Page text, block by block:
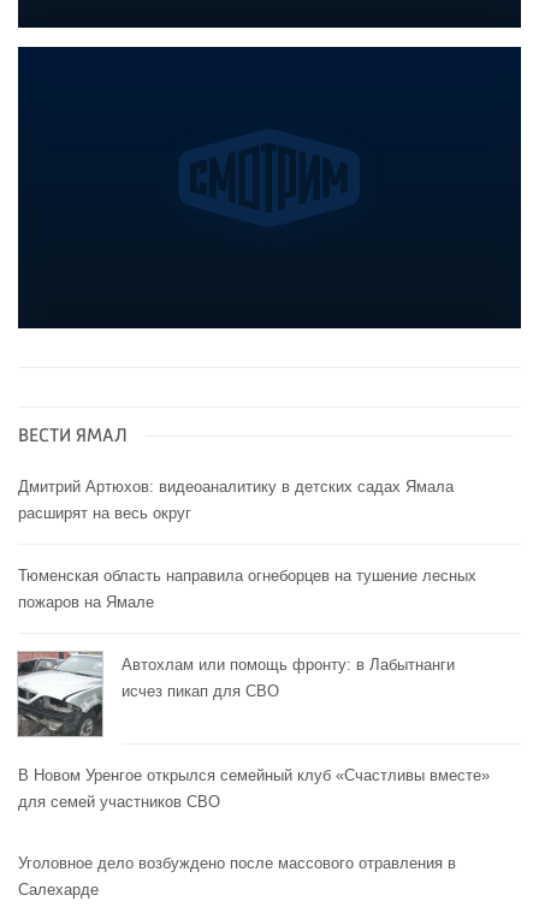
ВЕСТИ ЯМАЛ
Дмитрий Артюхов: видеоаналитику в детских садах Ямала
расширят на весь округ
Тюменская область направила огнеборцев на тушение лесных
пожаров на Ямале
Автохлам или помощь фронту: в Лабытнанги
исчез пикап для СВО
В Новом Уренгое открылся семейный клуб «Счастливы вместе»
для семей участников СВО
Уголовное дело возбуждено после массового отравления в
Салехарде